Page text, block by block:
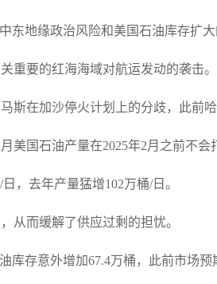
地缘政治风险和美国石油库存扩
重要的红海海域对航运发动的袭击。
在加沙停火计划上的分歧，此前
国石油产量在2025年2月之前不会
，去年产量猛增102万桶/日。
从而缓解了供应过剩的担忧。
存意外增加67.4万桶，此前市场预